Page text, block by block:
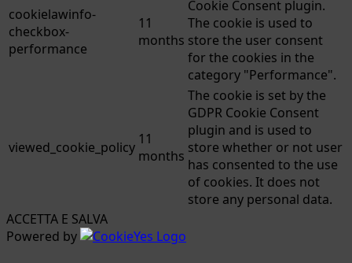
cookielawinfo-
checkbox-
performance
11
months
Cookie Consent plugin.
The cookie is used to
store the user consent
for the cookies in the
category "Performance".
viewed_cookie_policy 11
months
The cookie is set by the
GDPR Cookie Consent
plugin and is used to
store whether or not user
has consented to the use
of cookies. It does not
store any personal data.
ACCETTA E SALVA
Powered by